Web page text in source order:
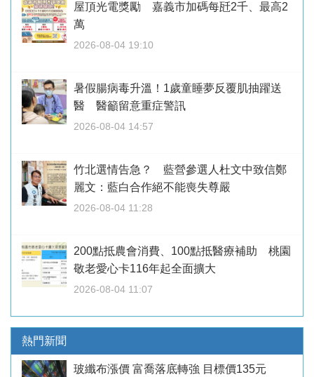
屋頂光電獎勵 嘉義市加碼每瓩2千、最高2
萬
2026-08-04 19:10
暑假腸病毒升溫！1歲童睡夢反覆肌抽躍送
醫 醫籲留意重症警訊
2026-08-04 14:57
竹北選情告急？ 藍營參選人杜文中致信鄭
麗文：藍白合作絕不能喪失尊嚴
2026-08-04 11:28
200點抵農會消費、100點抵醫療補助 桃園
敬老愛心卡116年起全面擴大
2026-08-04 11:07
熱門新聞
玻纖布漲價 富喬落底轉強 目標價135元